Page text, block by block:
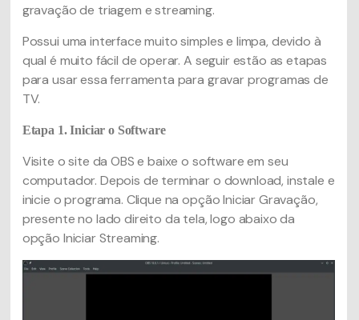
gravação de triagem e streaming.
Possui uma interface muito simples e limpa, devido à
qual é muito fácil de operar. A seguir estão as etapas
para usar essa ferramenta para gravar programas de
TV.
Etapa 1. Iniciar o Software
Visite o site da OBS e baixe o software em seu
computador. Depois de terminar o download, instale e
inicie o programa. Clique na opção Iniciar Gravação,
presente no lado direito da tela, logo abaixo da
opção Iniciar Streaming.